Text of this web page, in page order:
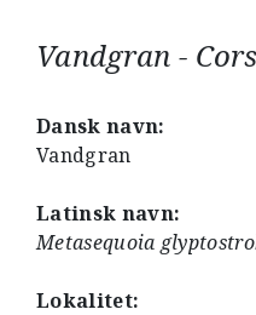
Vandgran -
Dansk navn:
Vandgran
Latinsk navn:
Metasequoia
Lokalitet: